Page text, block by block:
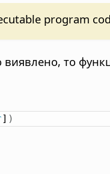
program
то
] )